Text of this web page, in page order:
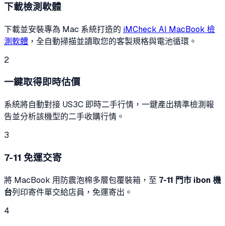
下載檢測軟體
下載並安裝專為 Mac 系統打造的 iMCheck AI MacBook 檢
測軟體 ，全自動掃描並讀取您的客製規格與電池循環。
2
一鍵取得即時估價
系統將自動對接 US3C 即時二手行情，一鍵產出精準檢測報
告並分析該機型的二手收購行情。
3
7-11 免運交寄
將 MacBook 用防震泡棉多層包覆裝箱，至 7-11 門市 ibon 機
台列印寄件單交給店員，免運寄出。
4